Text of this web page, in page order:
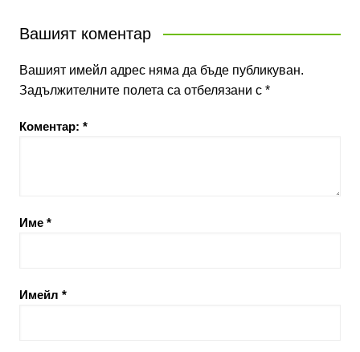
Вашият коментар
Вашият имейл адрес няма да бъде публикуван.
Задължителните полета са отбелязани с *
Коментар: *
Име *
Имейл *